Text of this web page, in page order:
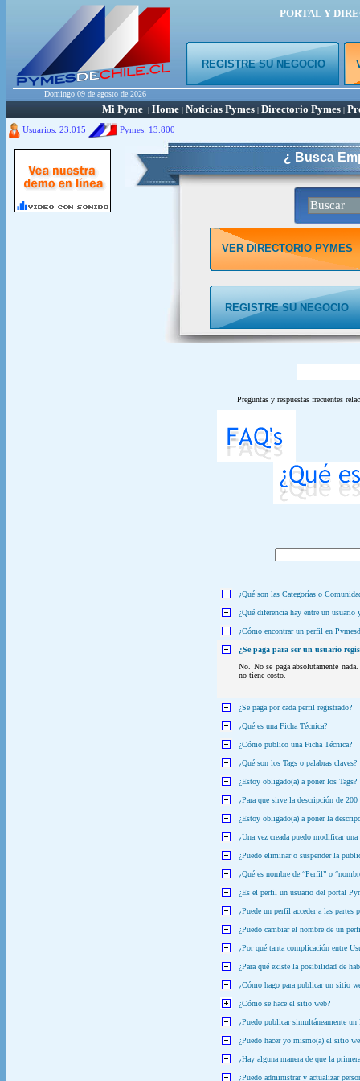
PORTAL Y
REGISTRE SU NEGOCIO
Domingo 09 de agosto de 2026
Mi Pyme | Home | Noticias Pymes | Directorio Pymes |
Usuarios: 23.015 Pymes: 13.800
¿ Busca
VER DIRECTORIO PYMES
REGISTRE SU NEGOCIO
Preguntas y respuestas frecuentes
¿Qué son las Categorías o
¿Qué diferencia hay entre un usuario
¿Cómo encontrar un perfil en
¿Se paga para ser un usuario
No. No se paga absolutamente
no tiene costo.
¿Se paga por cada perfil registrado?
¿Qué es una Ficha Técnica?
¿Cómo publico una Ficha Técnica?
¿Qué son los Tags o palabras claves?
¿Estoy obligado(a) a poner los Tags?
¿Para que sirve la descripción de 200
¿Estoy obligado(a) a poner la
¿Una vez creada puedo modificar
¿Puedo eliminar o suspender la
¿Qué es nombre de “Perfil” o
¿Es el perfil un usuario del portal
¿Puede un perfil acceder a las
¿Puedo cambiar el nombre de un
¿Por qué tanta complicación entre
¿Para qué existe la posibilidad de
¿Cómo hago para publicar un sitio
¿Cómo se hace el sitio web?
¿Puedo publicar simultáneamente
¿Puedo hacer yo mismo(a) el sitio
¿Hay alguna manera de que la
¿Puedo administrar y actualizar